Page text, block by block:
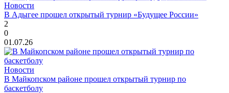
Новости
В Адыгее прошел открытый турнир «Будущее России»
2
0
01.07.26
Новости
В Майкопском районе прошел открытый турнир по
баскетболу